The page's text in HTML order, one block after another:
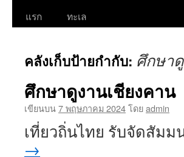
ไป
เนื้อหา
แรก
ทะเล
คลังเก็บป้ายกำกับ: ศึกษา
ศึกษาดูงานเชียงคาน
เขียนบน7 พฤษภาคม 2024โดยadmin
เที่ยวถิ่นไทย รับจัดสัม
→